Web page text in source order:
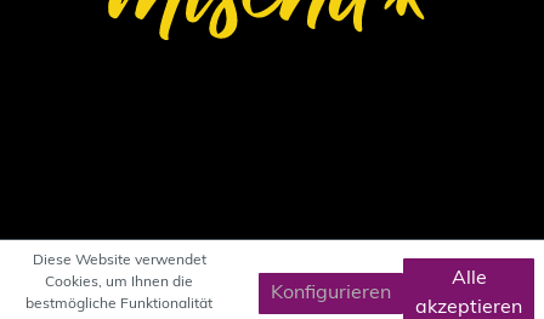
Diese Website verwendet
Cookies, um Ihnen die
bestmögliche Funktionalität
Konfigurieren
Alle
akzeptieren